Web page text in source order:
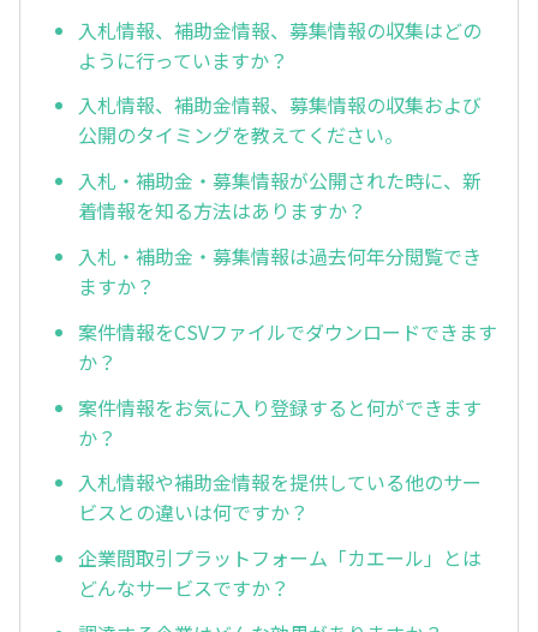
入札情報、補助金情報、募集情報の収集はどの
ように行っていますか？
入札情報、補助金情報、募集情報の収集および
公開のタイミングを教えてください。
入札・補助金・募集情報が公開された時に、新
着情報を知る方法はありますか？
入札・補助金・募集情報は過去何年分閲覧でき
ますか？
案件情報をCSVファイルでダウンロードできます
か？
案件情報をお気に入り登録すると何ができます
か？
入札情報や補助金情報を提供している他のサー
ビスとの違いは何ですか？
企業間取引プラットフォーム「カエール」とは
どんなサービスですか？